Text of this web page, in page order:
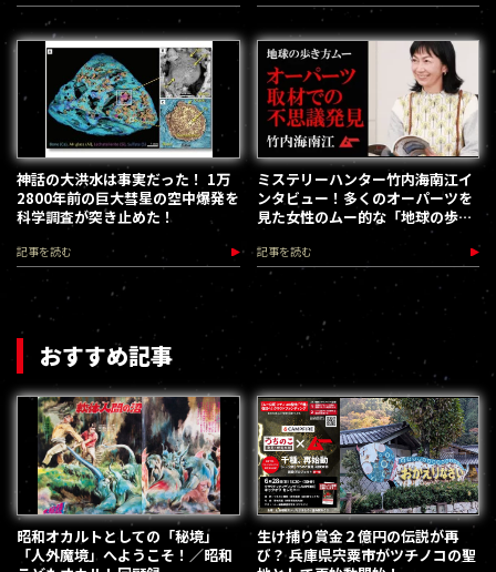
神話の大洪水は事実だった！ 1万
2800年前の巨大彗星の空中爆発を
科学調査が突き止めた！
記事を読む
ミステリーハンター竹内海南江イ
ンタビュー！多くのオーパーツを
見た女性のムー的な「地球の歩き
方」
記事を読む
おすすめ記事
昭和オカルトとしての「秘境」
「人外魔境」へようこそ！／昭和
生け捕り賞金２億円の伝説が再
び？ 兵庫県宍粟市がツチノコの聖